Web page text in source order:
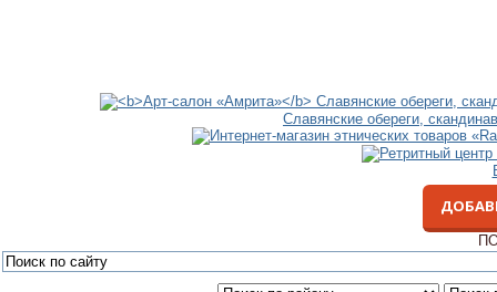
Славянские обереги,